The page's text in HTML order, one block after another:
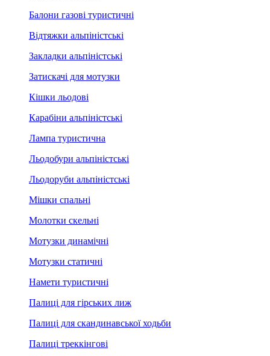
Балони газові туристичні
Відтяжки альпіністські
Закладки альпіністські
Затискачі для мотузки
Кішки льодові
Карабіни альпіністські
Лампа туристична
Льодобури альпіністські
Льодоруби альпіністські
Мішки спальні
Молотки скельні
Мотузки динамічні
Мотузки статичні
Намети туристичні
Палиці для гірських лиж
Палиці для скандинавської ходьби
Палиці треккінгові